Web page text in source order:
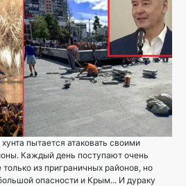
пытается атаковать своими
Каждый день поступают очень
из приграничных районов, но
опасности и Крым... И дураку